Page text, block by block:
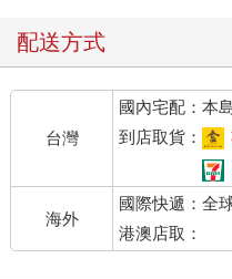
配送方式
台灣
國內宅配：本
到店取貨：
海外
國際快遞：全
港澳店取：